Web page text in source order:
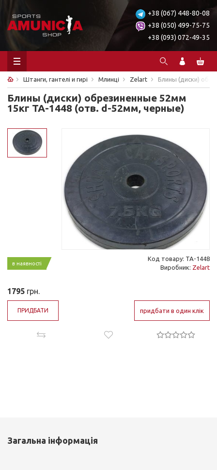
+38 (067) 448-80-08
+38 (050) 499-75-75
+38 (093) 072-49-35
Штанги, гантелі и гирі Млинці Zelart Блины (диски)
Блины (диски) обрезиненные 52мм
15кг ТА-1448 (отв. d-52мм, черные)
в наявності
Код товару: ТА-1448
Виробник: Zelart
1795 грн.
ПРИДБАТИ придбати в один клік
Загальна інформація